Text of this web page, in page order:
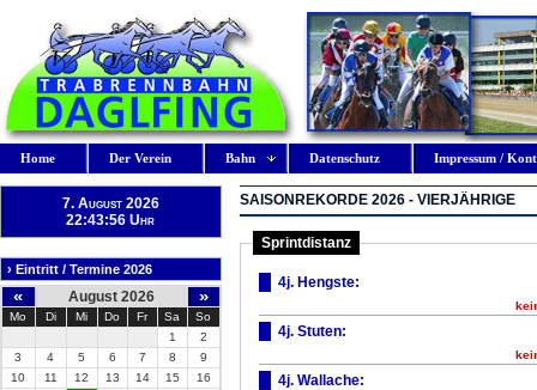
Home Der Verein Bahn Datenschutz Impressum /
7. August 2026
22:43:57 Uhr
› Eintritt / Termine 2026
« August 2026 »
Mo Di Mi Do Fr Sa
So
1
2
3
4 5 6 7 8
9
10
11 12 13 14 15
16
SAISONREKORDE 2026 - VIERJÄHRIGE
Sprintdistanz
4j. Hengste:
4j. Stuten:
4j. Wallache: